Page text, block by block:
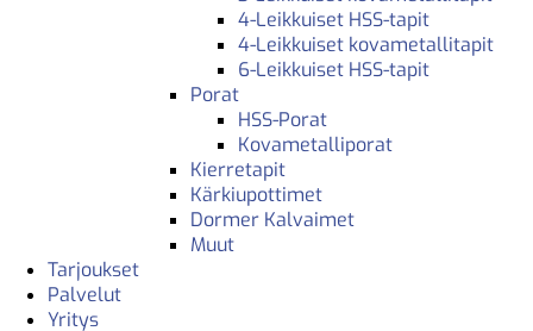
4-Leikkuiset HSS-tapit
4-Leikkuiset kovametallitapit
6-Leikkuiset HSS-tapit
Porat
HSS-Porat
Kovametalliporat
Kierretapit
Kärkiupottimet
Dormer Kalvaimet
Muut
Tarjoukset
Palvelut
Yritys